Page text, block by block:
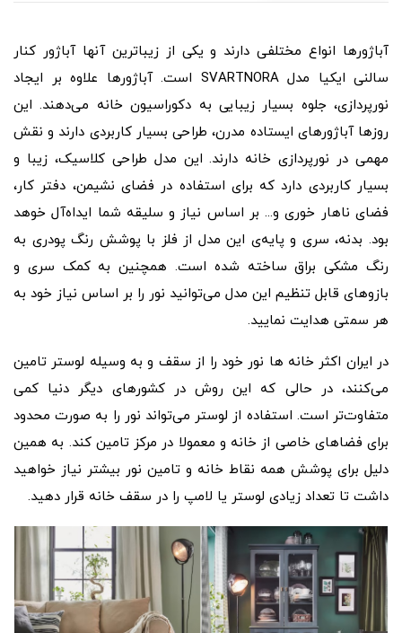
آباژورها انواع مختلفی دارند و یکی از زیباترین آنها آباژور کنار
سالنی ایکیا مدل SVARTNORA است. آباژورها علاوه بر ایجاد
نورپردازی، جلوه بسیار زیبایی به دکوراسیون خانه می‌دهند. این
روزها آباژورهای ایستاده مدرن، طراحی بسیار کاربردی دارند و نقش
مهمی در نورپردازی خانه دارند. این مدل طراحی کلاسیک، زیبا و
بسیار کاربردی دارد که برای استفاده در فضای نشیمن، دفتر کار،
فضای ناهار خوری و... بر اساس نیاز و سلیقه شما ایداه‌آل خوهد
بود. بدنه، سری و پایه‌ی این مدل از فلز با پوشش رنگ پودری به
رنگ مشکی براق ساخته شده است. همچنین به کمک سری و
بازوهای قابل تنظیم این مدل می‌توانید نور را بر اساس نیاز خود به
هر سمتی هدایت نمایید.
در ایران اکثر خانه ها نور خود را از سقف و به وسیله لوستر تامین
می‌کنند، در حالی که این روش در کشورهای دیگر دنیا کمی
متفاوت‌تر است. استفاده از لوستر می‌تواند نور را به صورت محدود
برای فضاهای خاصی از خانه و معمولا در مرکز تامین کند. به همین
دلیل برای پوشش همه نقاط خانه و تامین نور بیشتر نیاز خواهید
داشت تا تعداد زیادی لوستر یا لامپ را در سقف خانه قرار دهید.